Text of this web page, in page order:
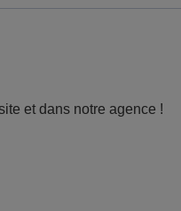
et dans notre agence !